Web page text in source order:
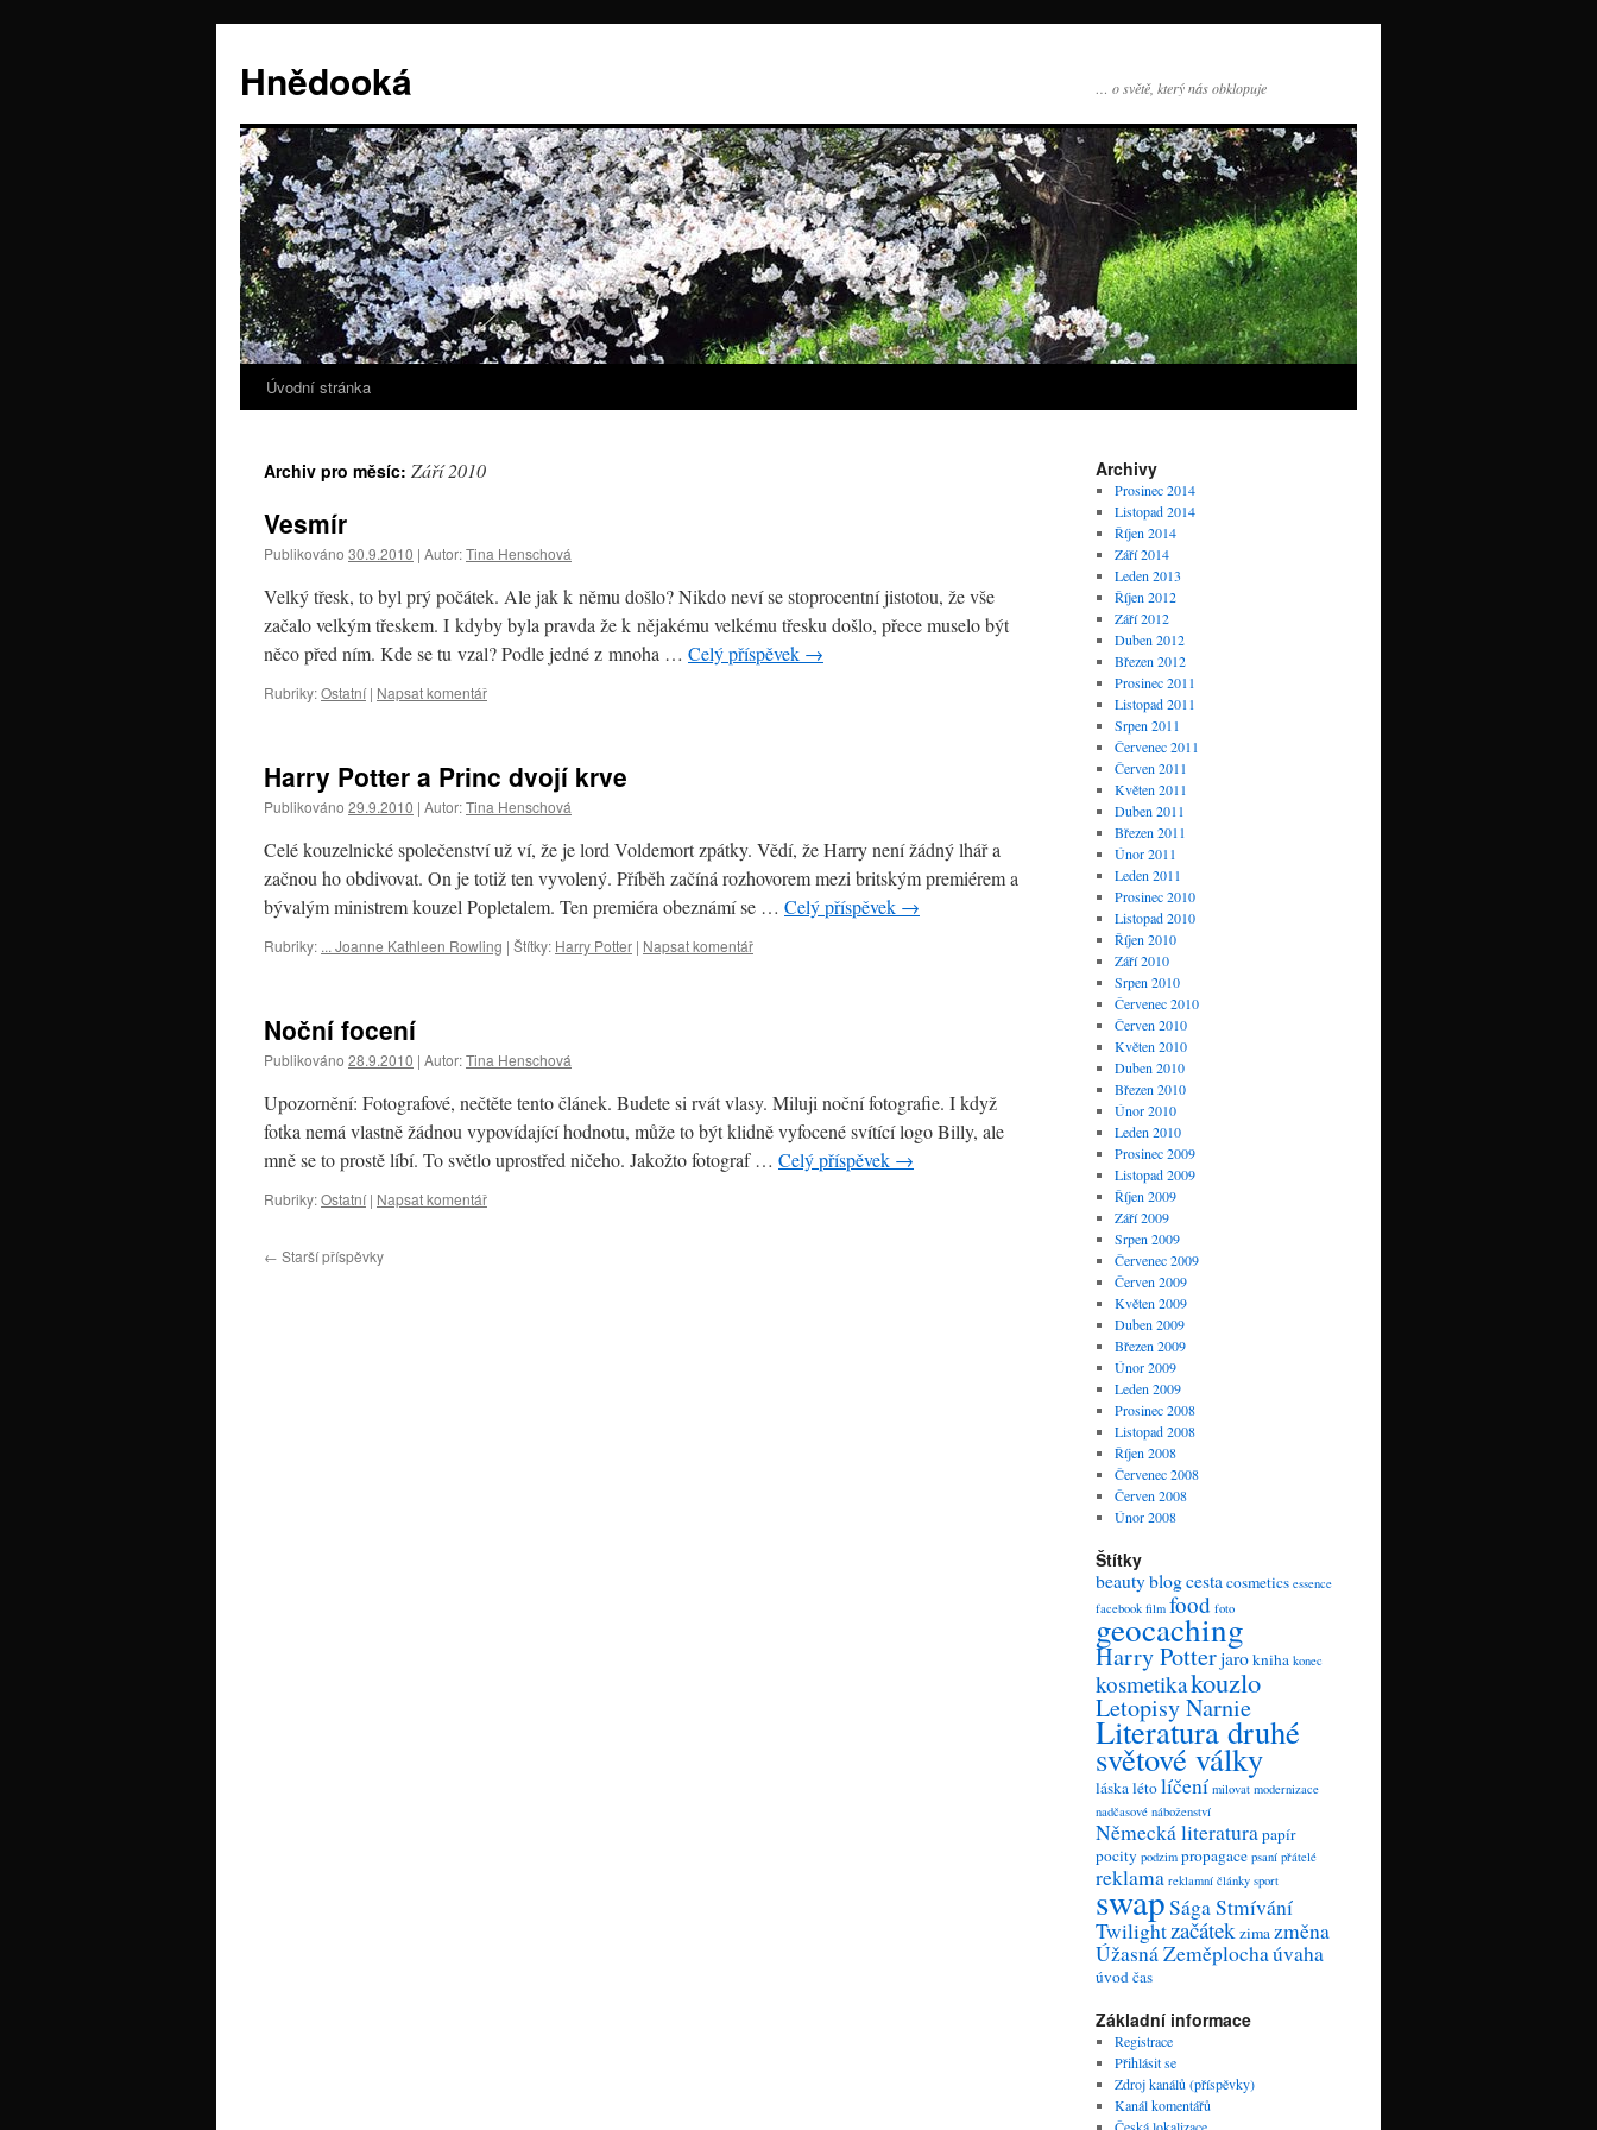
Hnědooká … o světě, který nás obklopuje
Přejít
obsahu
webu
Úvodní stránka
Archiv pro měsíc: Září 2010
Vesmír
Publikováno 30.9.2010 | Autor:Tina Henschová
Velký třesk, to byl prý počátek. Ale jak k němu došlo? Nikdo neví se stoprocentní jistotou, že vše
začalo velkým třeskem. I kdyby byla pravda že k nějakému velkému třesku došlo, přece muselo být
něco před ním. Kde se tu vzal? Podle jedné z mnoha … Celý příspěvek →
Rubriky:Ostatní | Napsat komentář
Harry Potter a Princ dvojí krve
Publikováno 29.9.2010 | Autor:Tina Henschová
Celé kouzelnické společenství už ví, že je lord Voldemort zpátky. Vědí, že Harry není žádný lhář a
začnou ho obdivovat. On je totiž ten vyvolený. Příběh začíná rozhovorem mezi britským premiérem a
bývalým ministrem kouzel Popletalem. Ten premiéra obeznámí se … Celý příspěvek →
Rubriky: ... Joanne Kathleen Rowling | Štítky: Harry Potter | Napsat komentář
Noční focení
Publikováno 28.9.2010 | Autor:Tina Henschová
Upozornění: Fotografové, nečtěte tento článek. Budete si rvát vlasy. Miluji noční fotografie. I když
fotka nemá vlastně žádnou vypovídající hodnotu, může to být klidně vyfocené svítící logo Billy, ale
mně se to prostě líbí. To světlo uprostřed ničeho. Jakožto fotograf … Celý příspěvek →
Rubriky:Ostatní | Napsat komentář
← Starší příspěvky
Archivy
Prosinec 2014
Listopad 2014
Říjen 2014
Září 2014
Leden 2013
Říjen 2012
Září 2012
Duben 2012
Březen 2012
Prosinec 2011
Listopad 2011
Srpen 2011
Červenec 2011
Červen 2011
Květen 2011
Duben 2011
Březen 2011
Únor 2011
Leden 2011
Prosinec 2010
Listopad 2010
Říjen 2010
Září 2010
Srpen 2010
Červenec 2010
Červen 2010
Květen 2010
Duben 2010
Březen 2010
Únor 2010
Leden 2010
Prosinec 2009
Listopad 2009
Říjen 2009
Září 2009
Srpen 2009
Červenec 2009
Červen 2009
Květen 2009
Duben 2009
Březen 2009
Únor 2009
Leden 2009
Prosinec 2008
Listopad 2008
Říjen 2008
Červenec 2008
Červen 2008
Únor 2008
Štítky
beautyblogcesta cosmetics essence
facebook film food foto
geocaching
Harry Potterjarokniha konec
kosmetikakouzlo
Letopisy Narnie
Literatura druhé
světové války
láskalétolíčení milovat modernizace
nadčasové náboženství
Německá literaturapapír
pocity podzim propagace psaní přátelé
reklama reklamní články sport
swapSága Stmívání
Twilightzačátekzimazměna
Úžasná Zeměplochaúvaha
úvodčas
Základní informace
Registrace
Přihlásit se
Zdroj kanálů (příspěvky)
Kanál komentářů